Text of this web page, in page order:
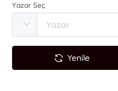
Yazar Seç
Yenile